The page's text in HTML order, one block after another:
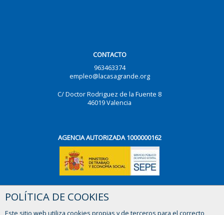
CONTACTO
963463374
empleo@lacasagrande.org
C/ Doctor Rodriguez de la Fuente 8
46019 Valencia
AGENCIA AUTORIZADA 1000000162
¿TIENES ALGUNA DUDA?
POLÍTICA DE COOKIES
Este sitio web utiliza cookies propias y de terceros para el correcto